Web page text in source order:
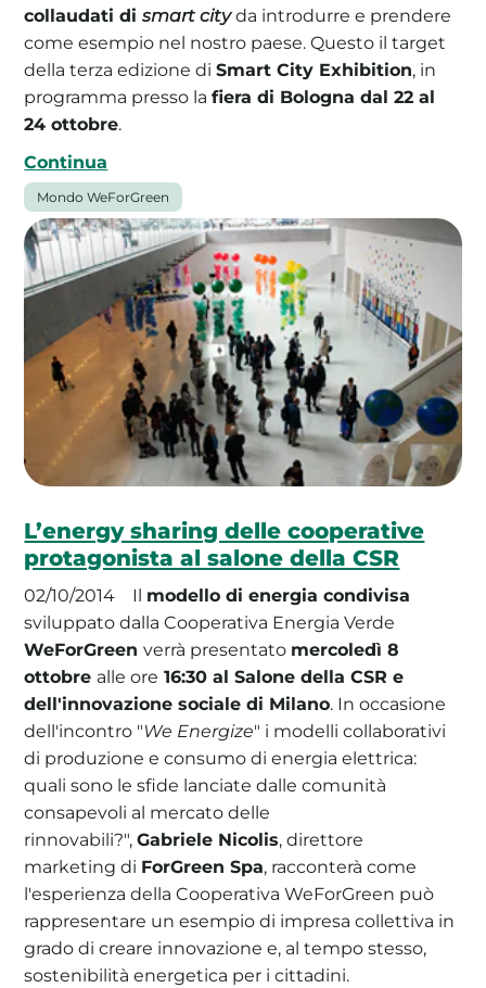
collaudati dismart cityda introdurre e prendere
come esempio nel nostro paese. Questo il target
della terza edizione diSmart City Exhibition, in
programma presso lafiera di Bologna dal 22 al
24 ottobre.
Continua
Mondo WeForGreen
L’energy sharing delle cooperative
protagonista al salone della CSR
02/10/2014 Il modello di energia condivisa
sviluppato dalla Cooperativa Energia Verde
WeForGreenverrà presentato mercoledì 8
ottobre alle ore 16:30 al Salone della CSR e
dell'innovazione sociale di Milano. In occasione
dell'incontro "We Energize" i modelli collaborativi
di produzione e consumo di energia elettrica:
quali sono le sfide lanciate dalle comunità
consapevoli al mercato delle
rinnovabili?",Gabriele Nicolis, direttore
marketing di ForGreen Spa, racconterà come
l'esperienza della Cooperativa WeForGreen può
rappresentare un esempio di impresa collettiva in
grado di creare innovazione e, al tempo stesso,
sostenibilità energetica per i cittadini.